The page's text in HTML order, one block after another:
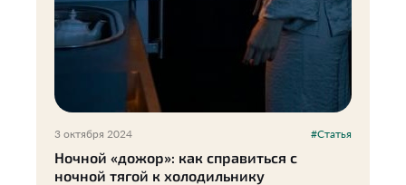
3 октября 2024 #Статья
Ночной «дожор»: как справиться с
ночной тягой к холодильнику